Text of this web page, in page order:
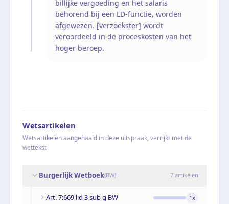
billijke vergoeding en het salaris
behorend bij een LD-functie, worden
afgewezen. [verzoekster] wordt
veroordeeld in de proceskosten van het
hoger beroep.
Wetsartikelen
Wetsartikelen aangehaald in deze uitspraak, verrijkt met de
wettekst
Burgerlijk Wetboek(BW) 7 artikelen
Art. 7:669 lid 3 sub g BW 1x